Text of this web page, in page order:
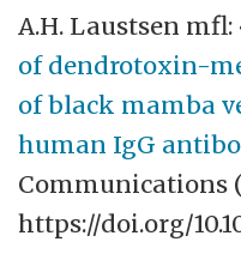
A.H. Laustsen mfl:
of dendrotoxin-
of black mamba
human IgG
Communications
https://doi.org/